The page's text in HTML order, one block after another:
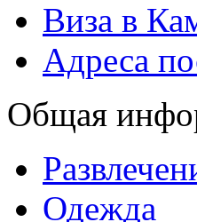
Виза в
Адреса
Общая
Одежда